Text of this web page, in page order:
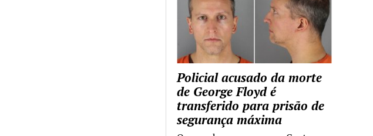
Policial acusado da morte
de George Floyd é
transferido para prisão de
segurança máxima